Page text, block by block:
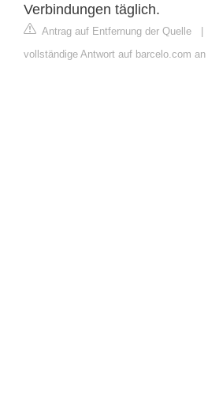
Verbindungen täglich.
Antrag auf Entfernung der Quelle |
vollständige Antwort auf barcelo.com an